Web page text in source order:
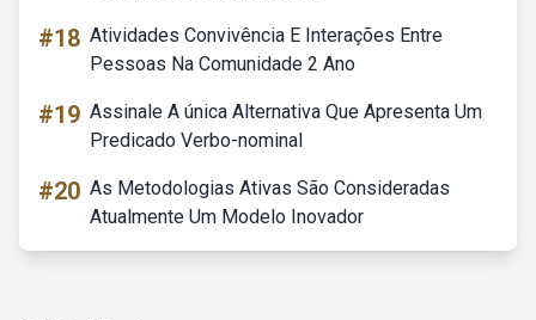
#18 Atividades Convivência E Interações Entre
Pessoas Na Comunidade 2 Ano
#19 Assinale A única Alternativa Que Apresenta Um
Predicado Verbo-nominal
#20 As Metodologias Ativas São Consideradas
Atualmente Um Modelo Inovador